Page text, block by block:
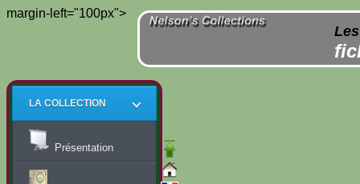
margin-left="100px">
LA COLLECTION
Présentation